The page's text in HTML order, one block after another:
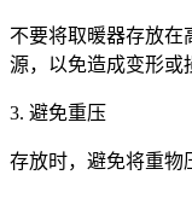
不要将取暖器存放在
源，以免造成变形或
3. 避免重压
存放时，避免将重物